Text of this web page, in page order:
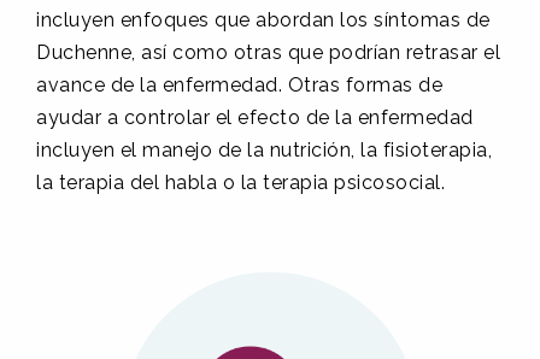
incluyen enfoques que abordan los síntomas de
Duchenne, así como otras que podrían retrasar el
avance de la enfermedad. Otras formas de
ayudar a controlar el efecto de la enfermedad
incluyen el manejo de la nutrición, la fisioterapia,
la terapia del habla o la terapia psicosocial.